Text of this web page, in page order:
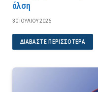
άλση
30 ΙΟΥΛΊΟΥ 2026
ΔΙΑΒΆΣΤΕ ΠΕΡΙΣΣΌΤΕΡΑ